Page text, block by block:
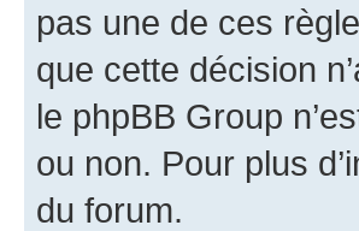
pas une de ces
que cette décision
le phpBB Group
ou non. Pour plus
du forum.